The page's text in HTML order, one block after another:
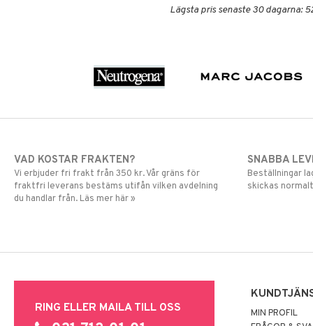
Lägsta pris senaste 30 dagarna:
VAD KOSTAR FRAKTEN?
Vi erbjuder fri frakt från 350 kr. Vår gräns för
fraktfri leverans bestäms utifån vilken avdelning
du handlar från. Läs mer här »
SNABBA
Beställningar
skickas
RING ELLER MAILA TILL OSS
MIN PROFIL